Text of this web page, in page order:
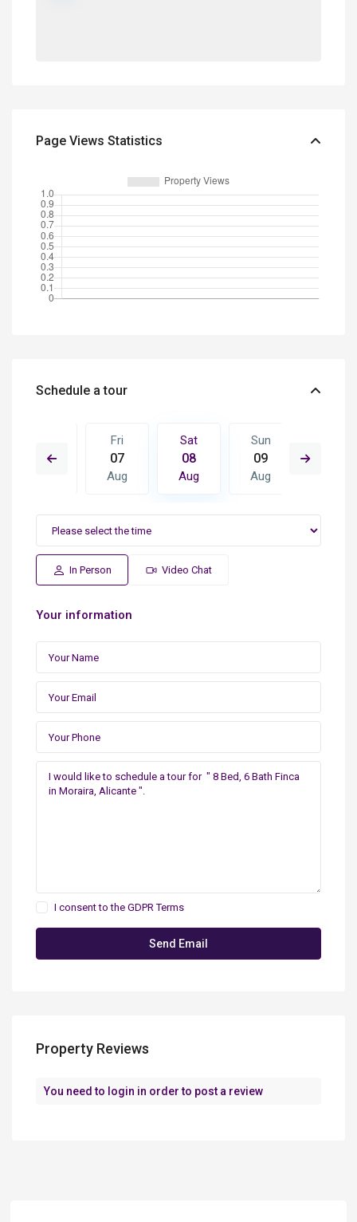
Page Views Statistics
Schedule a tour
16
Fri
07
Aug
Sat
08
Aug
Sun
09
Aug
In Person Video Chat
Your information
I consent to theGDPR Terms
Property Reviews
You need to login in order to post a review